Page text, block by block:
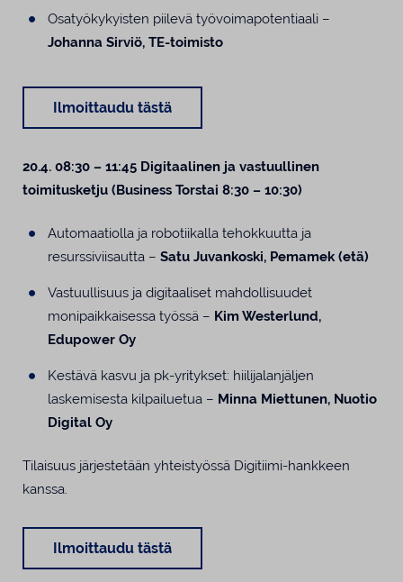
Osatyökykyisten piilevä työvoimapotentiaali –
Johanna Sirviö, TE-toimisto
Ilmoittaudu tästä
20.4. 08:30 – 11:45 Digitaalinen ja vastuullinen
toimitusketju (Business Torstai 8:30 – 10:30)
Automaatiolla ja robotiikalla tehokkuutta ja
resurssiviisautta – Satu Juvankoski, Pemamek (etä)
Vastuullisuus ja digitaaliset mahdollisuudet
monipaikkaisessa työssä – Kim Westerlund,
Edupower Oy
Kestävä kasvu ja pk-yritykset: hiilijalanjäljen
laskemisesta kilpailuetua – Minna Miettunen, Nuotio
Digital Oy
Tilaisuus järjestetään yhteistyössä Digitiimi-hankkeen
kanssa.
Ilmoittaudu tästä